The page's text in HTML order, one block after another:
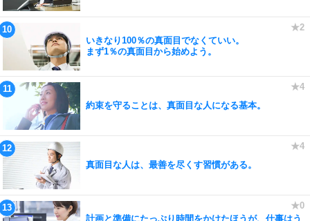
いきなり100％の真面目でなくていい。
まず1％の真面目から始めよう。
約束を守ることは、真面目な人になる基本。
真面目な人は、最善を尽くす習慣がある。
計画と準備にたっぷり時間をかけたほうが、仕事はう